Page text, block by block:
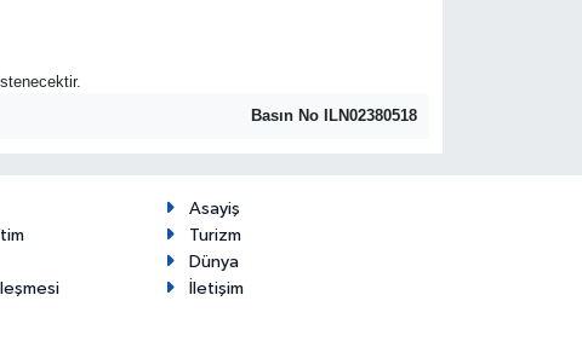
Basın No ILN02380518
Asayiş
Turizm
Dünya
İletişim